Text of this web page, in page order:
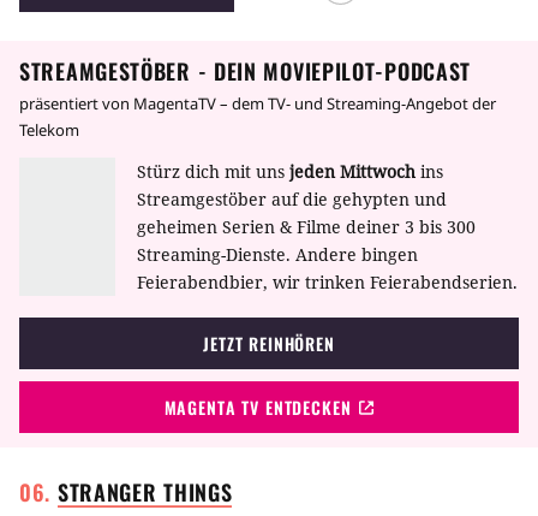
bringt er nachts Verbrecher genussvoll um die
STREAMGESTÖBER - DEIN MOVIEPILOT-PODCAST
präsentiert von MagentaTV – dem TV- und Streaming-Angebot der
Telekom
Stürz dich mit uns jeden Mittwoch ins
Streamgestöber auf die gehypten und
geheimen Serien & Filme deiner 3 bis 300
Streaming-Dienste. Andere bingen
Feierabendbier, wir trinken Feierabendserien.
JETZT REINHÖREN
MAGENTA TV ENTDECKEN
STRANGERTHINGS